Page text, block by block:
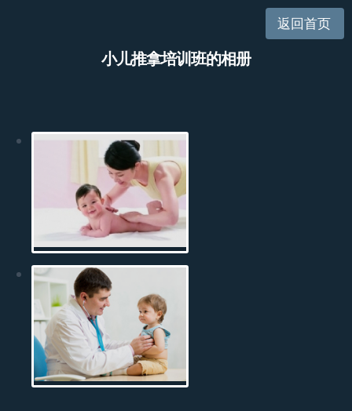
小儿推拿培训班的相册
返回首页